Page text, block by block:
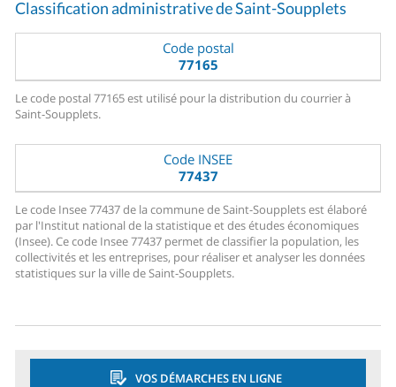
Classification administrative de Saint-Soupplets
Code postal
77165
Le code postal 77165 est utilisé pour la distribution du courrier à
Saint-Soupplets.
Code INSEE
77437
Le code Insee 77437 de la commune de Saint-Soupplets est élaboré
par l'Institut national de la statistique et des études économiques
(Insee). Ce code Insee 77437 permet de classifier la population, les
collectivités et les entreprises, pour réaliser et analyser les données
statistiques sur la ville de Saint-Soupplets.
VOS DÉMARCHES EN LIGNE